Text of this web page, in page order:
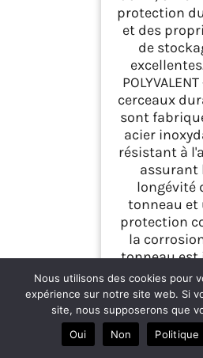
protection
et des
de
cerceaux
sont
acier
résistant à
assurant
longévité
tonneau et
protection
la
tonneau est
pour les
de whisky
vins haut
gamme,
Nous utilisons des cookies pour
expérience sur notre site web. Si
site, nous supposerons que
Oui
Non